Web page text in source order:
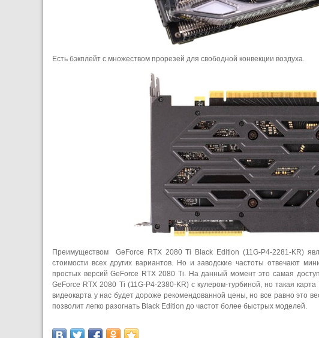
Есть бэкплейт с множеством прорезей для свободной конвекции воздуха.
Преимуществом GeForce RTX 2080 Ti Black Edition (11G-P4-2281-KR)
стоимости всех других вариантов. Но и заводские частоты отвечают
простых версий GeForce RTX 2080 Ti. На данный момент это самая
GeForce RTX 2080 Ti (11G-P4-2380-KR) с кулером-турбиной, но такая
видеокарта у нас будет дороже рекомендованной цены, но все равно это
позволит легко разогнать Black Edition до частот более быстрых моделей.